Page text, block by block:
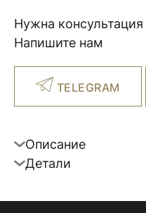
Нужна
Напишите нам
TELEGRAM
Описание
Детали